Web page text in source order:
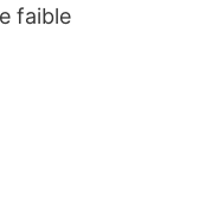
faible